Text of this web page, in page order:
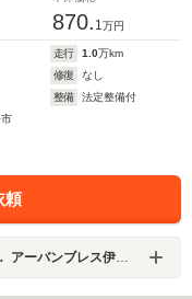
870. 1 万円
走行 1.0万km
修復
なし
整備
法定整備付
頼
バンブレス伊丹店